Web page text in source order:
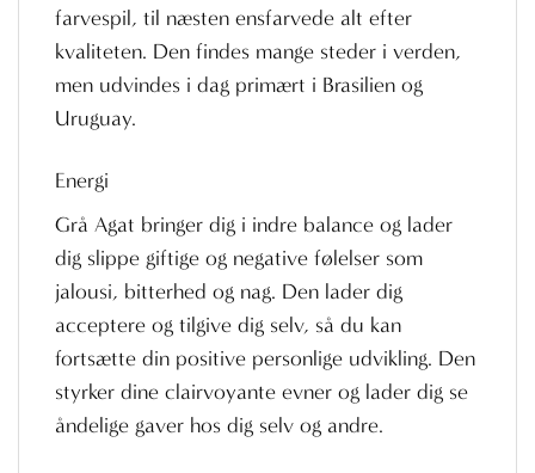
farvespil, til næsten ensfarvede alt efter
kvaliteten. Den findes mange steder i verden,
men udvindes i dag primært i Brasilien og
Uruguay.
Energi
Grå Agat bringer dig i indre balance og lader
dig slippe giftige og negative følelser som
jalousi, bitterhed og nag. Den lader dig
acceptere og tilgive dig selv, så du kan
fortsætte din positive personlige udvikling. Den
styrker dine clairvoyante evner og lader dig se
åndelige gaver hos dig selv og andre.